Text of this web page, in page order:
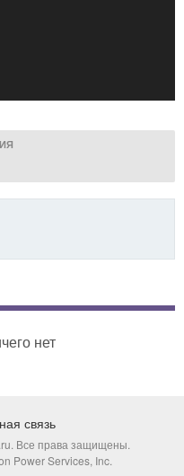
нет
связь
Все права защищены.
Power Services, Inc.